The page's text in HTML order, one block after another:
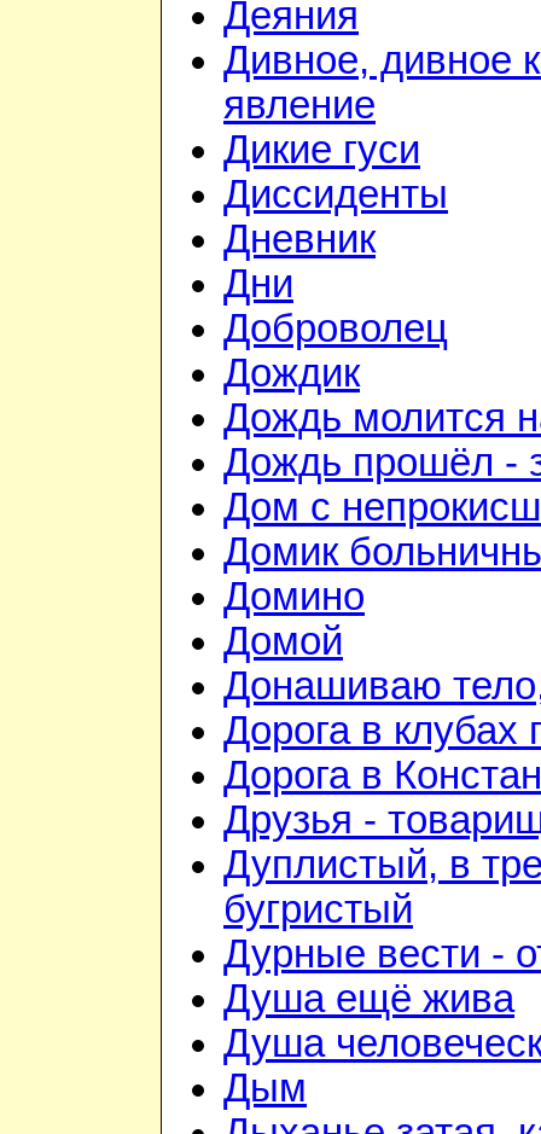
Деяния
Дивное, дивное
явление
Дикие гуси
Диссиденты
Дневник
Дни
Доброволец
Дождик
Дождь молится
Дождь прошёл -
Дом с
Домик
Домино
Домой
Донашиваю
Дорога в клубах
Дорога в
Друзья -
Дуплистый, в
бугристый
Дурные вести -
Душа ещё жива
Душа
Дым